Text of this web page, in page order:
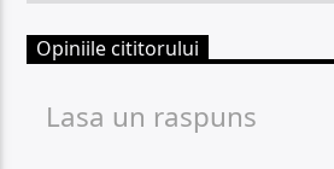
Opiniile cititorului
Lasa un raspuns